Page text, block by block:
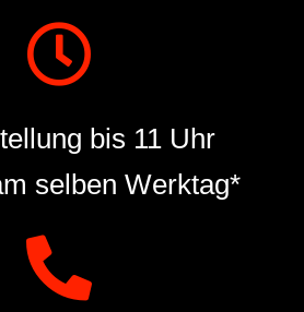
bis 11 Uhr
selben Werktag*